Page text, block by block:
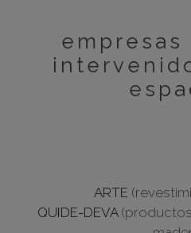
empresas
ARTE
QUIDE-DEVA(productos